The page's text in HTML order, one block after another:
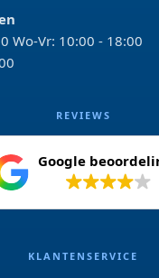
Wo-Vr: 10:00 - 18:00
REVIEWS
Google
KLANTENSERVICE